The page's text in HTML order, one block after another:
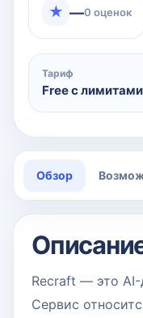
★ —0 оценок
Тариф
Free с лимитами
Обзор
Recraft — это AI-
Сервис